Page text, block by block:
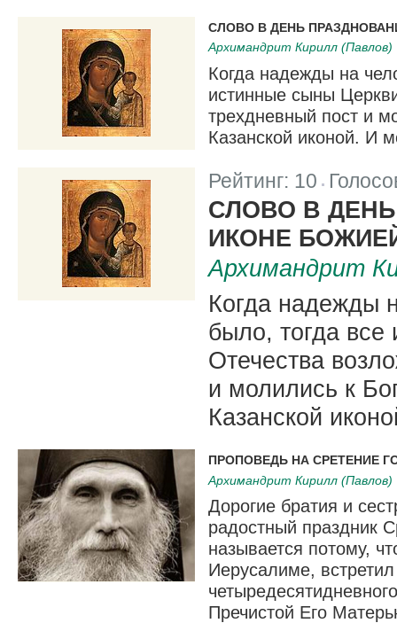
СЛОВО В ДЕНЬ
Архимандрит Кирилл (Павлов)
Когда надежды на
истинные сыны
трехдневный пост и
Казанской иконой. И
Рейтинг: 10 |
СЛОВО В
ИКОНЕ
Архимандрит
Когда надежды
было, тогда
Отечества
и молились к
Казанской
ПРОПОВЕДЬ НА СРЕТЕНИЕ
Архимандрит Кирилл (Павлов)
Дорогие братия и
радостный праздник
называется потому,
Иерусалиме,
Пречистой Его